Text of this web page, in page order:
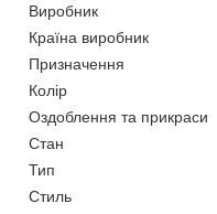
Виробник
Країна виробник
Призначення
Колір
Оздоблення та прикраси
Стан
Тип
Стиль